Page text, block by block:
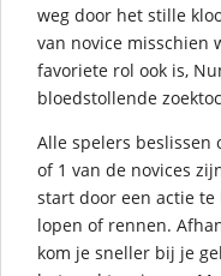
weg door het stille
van novice misschien
favoriete rol ook is,
bloedstollende
Alle spelers beslissen
of 1 van de novices
start door een actie
lopen of rennen.
kom je sneller bij je